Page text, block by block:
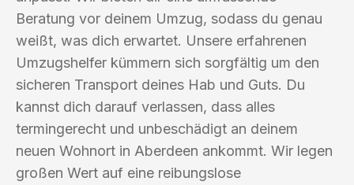
Beratung vor deinem Umzug, sodass du genau
weißt, was dich erwartet. Unsere erfahrenen
Umzugshelfer kümmern sich sorgfältig um den
sicheren Transport deines Hab und Guts. Du
kannst dich darauf verlassen, dass alles
termingerecht und unbeschädigt an deinem
neuen Wohnort in Aberdeen ankommt. Wir legen
großen Wert auf eine reibungslose